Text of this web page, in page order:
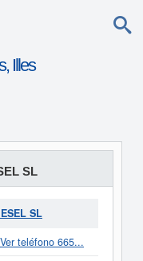
Illes
SL
SL
Ver teléfono 665...